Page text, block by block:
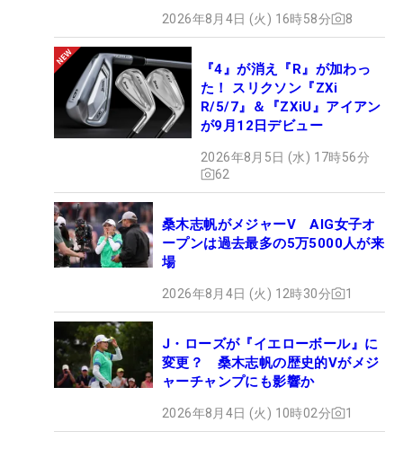
2026年8月4日 (火) 16時58分 8
『4』が消え『R』が加わっ
た！ スリクソン『ZXi
R/5/7』＆『ZXiU』アイアン
が9月12日デビュー
2026年8月5日 (水) 17時56分
62
桑木志帆がメジャーV AIG女子オ
ープンは過去最多の5万5000人が来
場
2026年8月4日 (火) 12時30分 1
J・ローズが『イエローボール』に
変更？ 桑木志帆の歴史的Vがメジ
ャーチャンプにも影響か
2026年8月4日 (火) 10時02分 1